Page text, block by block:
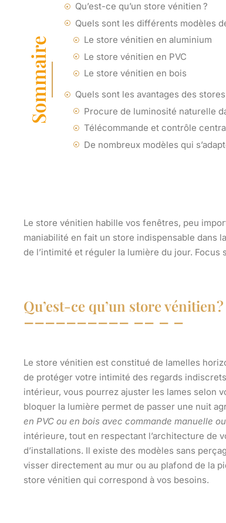
Sommaire
Qu’est-ce qu’un store vénitien ?
Quels sont les différents modèles
Le store vénitien en aluminium
Le store vénitien en PVC
Le store vénitien en bois
Quels sont les avantages des
Procure de luminosité naturelle
Télécommande et contrôle
De nombreux modèles qui
Le store vénitien habille vos fenêtres, peu
maniabilité en fait un store indispensable dans
de l’intimité et réguler la lumière du jour.
Qu’est-ce qu’un store vénitien ?
Le store vénitien est constitué de lamelles
de protéger votre intimité des regards indiscrets
intérieur, vous pourrez ajuster les lames selon
bloquer la lumière permet de passer une nuit
en PVC ou en bois avec commande manuelle
intérieure, tout en respectant l’architecture de
d’installations. Il existe des modèles sans
visser directement au mur ou au plafond de la
store vénitien qui correspond à vos besoins.